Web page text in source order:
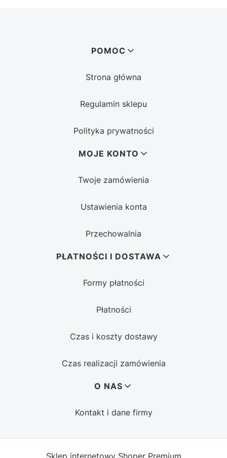
POMOC
Strona główna
Regulamin sklepu
Polityka prywatności
MOJE KONTO
Twoje zamówienia
Ustawienia konta
Przechowalnia
PŁATNOŚCI I DOSTAWA
Formy płatności
Płatności
Czas i koszty dostawy
Czas realizacji zamówienia
O NAS
Kontakt i dane firmy